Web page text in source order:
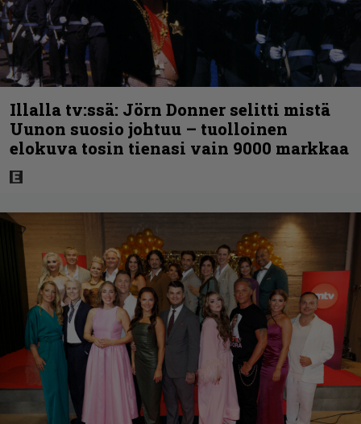
Illalla tv:ssä: Jörn Donner selitti mistä
Uunon suosio johtuu – tuolloinen
elokuva tosin tienasi vain 9000 markkaa